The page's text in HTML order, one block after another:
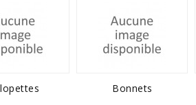
Bonnets